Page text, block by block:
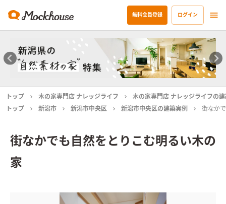
無料会員登録 ログイン
トップ 木の家専門店 ナレッジライフ
木の家専門店 ナレッジライフの
トップ
新潟市 新潟市中央区 新潟市中央区の建築実例 街なか
街なかでも自然をとりこむ明るい木の
家